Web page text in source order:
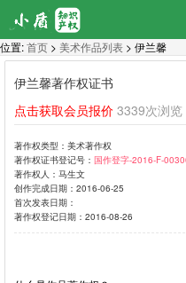
位置:首页 > 美术作品列表 > 伊兰馨
伊兰馨著作权证书
点击获取会员报价 3339次浏览
著作权类型： 美术著作权
著作权证书登记号： 国作登字-2016-F-
著作权人： 马生文
创作完成日期： 2016-06-25
首次发表日期：
著作权登记日期： 2016-08-26